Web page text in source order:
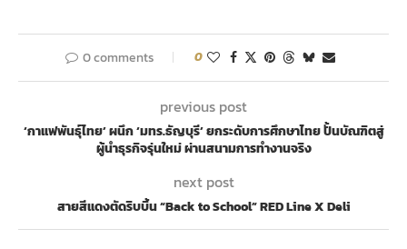
0 comments 0
previous post
‘กาแฟพันธุ์ไทย’ ผนึก ‘มทร.ธัญบุรี’ ยกระดับการศึกษาไทย ปั้นบัณฑิตสู่
ผู้นำธุรกิจรุ่นใหม่ ผ่านสนามการทำงานจริง
next post
สายสีแดงตัดริบบิ้น “Back to School” RED Line X Deli